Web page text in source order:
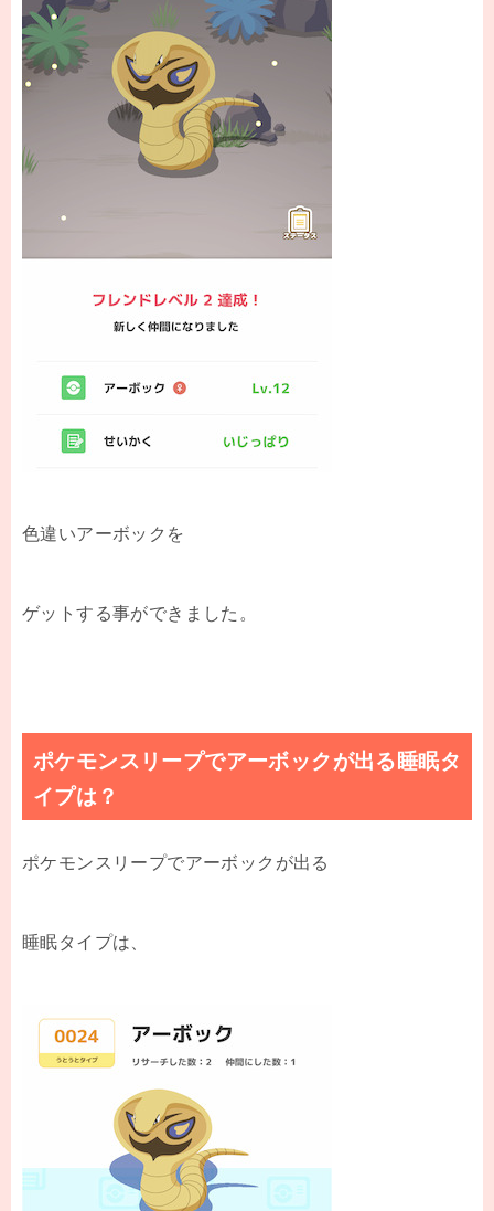
色違いアーボックを
ゲットする事ができました。
ポケモンスリープでアーボックが出る睡眠タ
イプは？
ポケモンスリープでアーボックが出る
睡眠タイプは、